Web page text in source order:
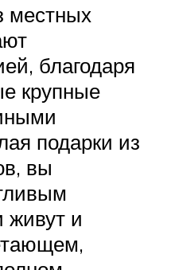
местных
благодаря
крупные
подарки из
вы
живут и